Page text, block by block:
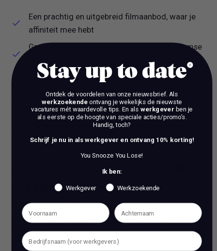
Een prachtig en uitgebreid filmaanbod, waar je
affiniteit mee hebt
Gratis naar de film bij veel andere Amsterdamse
Een superleuk, divers en enthousiast team
Salaris afhankelijk van ervaring en op basis van
horeca CAO
Contract op oproepbasis met een indicatie van
24/30 uur per week
Work Talks
Wil je een stap vooruit zetten in je carrière?
Ben je op zoek naar meer dan alleen reguliere
coaching? Bij ons, Vacature Via, kun je dan in
gesprek met 1 van onze experts.
Stay up to date
Ontdek de voordelen van onze nieuwsbrief. Als
werkzoekendeontvang je wekelijks de nieuwste
vacatures mét waardevolle tips. En als werkgever ben je
als eerste op de hoogte van speciale acties/promo's.
Handig, toch?
Schrijf je nu in als werkgever en ontvang 10% korting!
You Snooze You Lose!
Ik ben:
Werkgever Werkzoekende